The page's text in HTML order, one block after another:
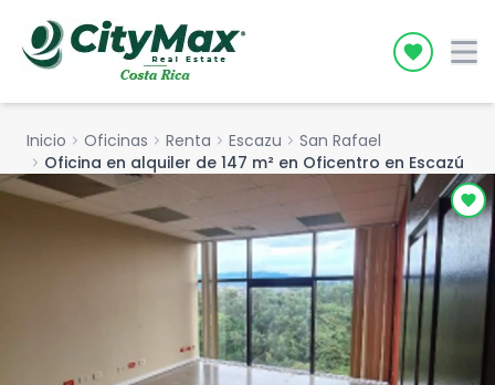
Icon
Inicio chevron_right Oficinas chevron_right Renta chevron_right Escazu chevron_right San Rafael
chevron_right Oficina en alquiler de 147 m² en Oficentro en Escazú